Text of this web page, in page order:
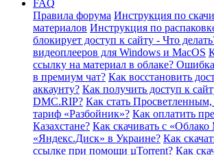
FAQ
Правила форума Инструкция по
материалов Инструкция по
блокирует доступ к сайту - Что
видеоплееров для Windows и MacOS
ссылку на материал в облаке?
в премиум чат? Как восстановить
аккаунту? Как получить доступ к
DMC.RIP? Как стать Просветленным,
тариф «Разбойник»? Как оплатить
Казахстане? Как скачивать с «Облако
«Яндекс.Диск» в Украине? Как
ссылке при помощи µTorrent? Как